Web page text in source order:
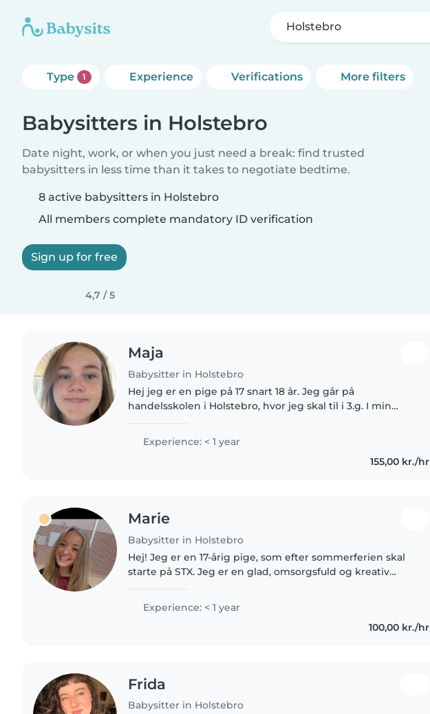
Holstebro
Type 1 Experience Verifications More filters
Babysitters in Holstebro
Date night, work, or when you just need a break: find trusted
babysitters in less time than it takes to negotiate bedtime.
8 active babysitters in Holstebro
All members complete mandatory ID verification
Sign up for free
4,7 / 5
Maja
Babysitter in Holstebro
Hej jeg er en pige på 17 snart 18 år. Jeg går på
handelsskolen i Holstebro, hvor jeg skal til i 3.g. I min
bliver sagt op..
Experience: < 1 year
155,00 kr./hr
Marie
Babysitter in Holstebro
Hej! Jeg er en 17-årig pige, som efter sommerferien skal
starte på STX. Jeg er en glad, omsorgsfuld og kreativ
Experience: < 1 year
100,00 kr./hr
Frida
Babysitter in Holstebro